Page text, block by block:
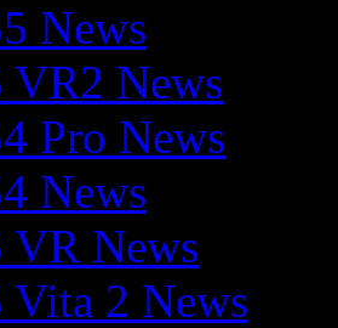
News
VR2 News
Pro News
News
VR News
Vita 2 News